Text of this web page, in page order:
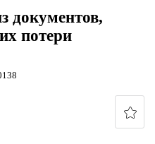
документов,
потери